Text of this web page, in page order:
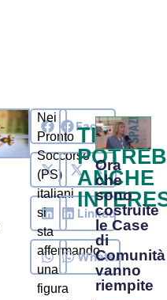
Nei
Pronto
Soccorso
(PS)
italiani
si
sta
affermando
una
figura
Facebook
X
LinkedIn
WhatsApp
TI
ANCHE
Ora
che
sono
costruite
le Case
di
Comunità
vanno
riempite